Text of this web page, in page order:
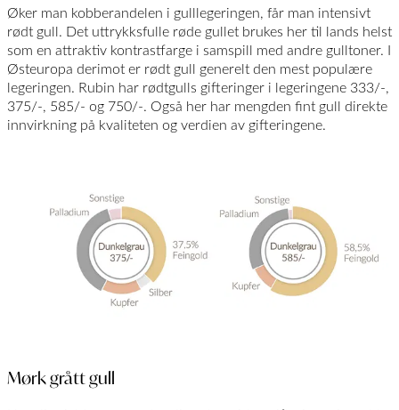
Øker man kobberandelen i gulllegeringen, får man intensivt
rødt gull. Det uttrykksfulle røde gullet brukes her til lands helst
som en attraktiv kontrastfarge i samspill med andre gulltoner. I
Østeuropa derimot er rødt gull generelt den mest populære
legeringen. Rubin har rødtgulls gifteringer i legeringene 333/-,
375/-, 585/- og 750/-. Også her har mengden fint gull direkte
innvirkning på kvaliteten og verdien av gifteringene.
Mørk grått gull